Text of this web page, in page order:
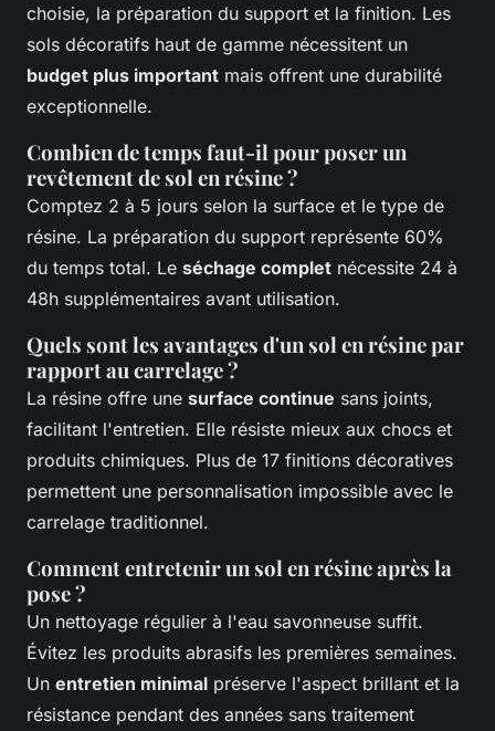
choisie, la préparation du support et la finition. Les
sols décoratifs haut de gamme nécessitent un
budget plus important mais offrent une durabilité
exceptionnelle.
Combien de temps faut-il pour poser un
revêtement de sol en résine ?
Comptez 2 à 5 jours selon la surface et le type de
résine. La préparation du support représente 60%
du temps total. Le séchage complet nécessite 24 à
48h supplémentaires avant utilisation.
Quels sont les avantages d'un sol en résine par
rapport au carrelage ?
La résine offre une surface continue sans joints,
facilitant l'entretien. Elle résiste mieux aux chocs et
produits chimiques. Plus de 17 finitions décoratives
permettent une personnalisation impossible avec le
carrelage traditionnel.
Comment entretenir un sol en résine après la
pose ?
Un nettoyage régulier à l'eau savonneuse suffit.
Évitez les produits abrasifs les premières semaines.
Un entretien minimal préserve l'aspect brillant et la
résistance pendant des années sans traitement